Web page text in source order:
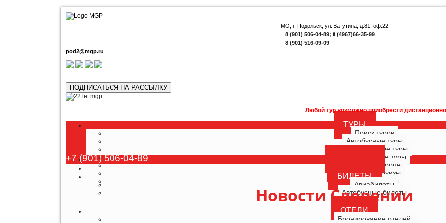
МО, г. Подольск, ул. Ватутина, д.81, оф.22
8 (901) 506-04-89; 8 (4967)66-35-99
8 (901) 516-09-09
pod2@mgp.ru
ПОДПИСАТЬСЯ НА РАССЫЛКУ
Любой тур возможно приобрести дистанционно. Внимание!
ТУРЫ
Поиск туров
Автобусные туры
Многодневные туры
Однодневные туры
Туры по Европе
Морские круизы
Речные круизы
БИЛЕТЫ
Авиабилеты
Автобусные билеты
ОТЕЛИ
Бронирование отелей
+7 (901) 506-04-89
Новости Словении